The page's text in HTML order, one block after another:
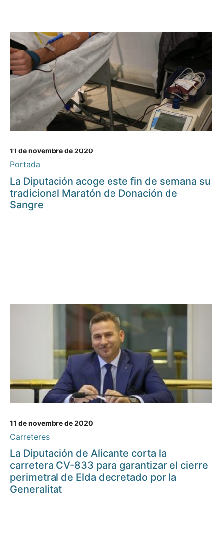
11 de novembre de 2020
Portada
La Diputación acoge este fin de semana su
tradicional Maratón de Donación de
Sangre
11 de novembre de 2020
Carreteres
La Diputación de Alicante corta la
carretera CV-833 para garantizar el cierre
perimetral de Elda decretado por la
Generalitat